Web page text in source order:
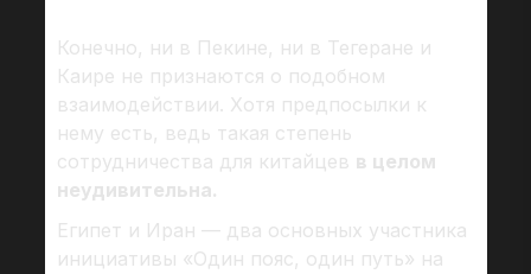
Конечно, ни в Пекине, ни в Тегеране и
Каире не признаются о подобном
взаимодействии. Хотя предпосылки к
нему есть, ведь такая степень
сотрудничества для китайцев в целом
неудивительна.
Египет и Иран — два основных участника
инициативы «Один пояс, один путь» на